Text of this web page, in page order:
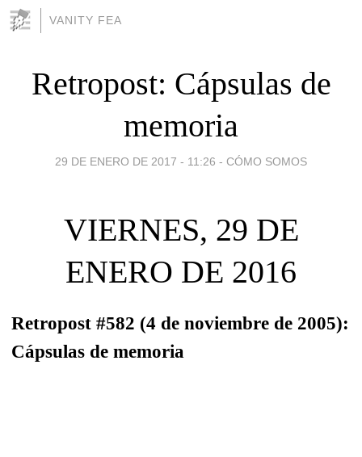
VANITY FEA
Retropost: Cápsulas de
memoria
29 DE ENERO DE 2017 - 11:26 - CÓMO SOMOS
VIERNES, 29 DE
ENERO DE 2016
Retropost #582 (4 de noviembre de 2005):
Cápsulas de memoria